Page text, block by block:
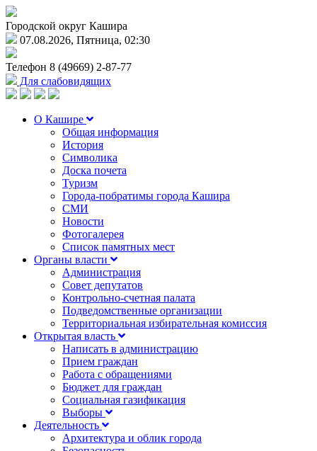
Городской округ Кашира
07.08.2026, Пятница, 02:30
Телефон 8 (49669) 2-87-77
Для слабовидящих
О Кашире
Общая информация
История
Символика
Доска почета
Туризм
Города-побратимы города Кашира
СМИ
Новости
Фотогалерея
Список памятных мест
Органы власти
Администрация
Совет депутатов
Контрольно-счетная палата
Подведомственные организации
Территориальная избирательная комиссия
Открытая власть
Написать в администрацию
Прием граждан
Работа с обращениями
Бюджет для граждан
Социальная газификация
Выборы
Деятельность
Архитектура и облик города